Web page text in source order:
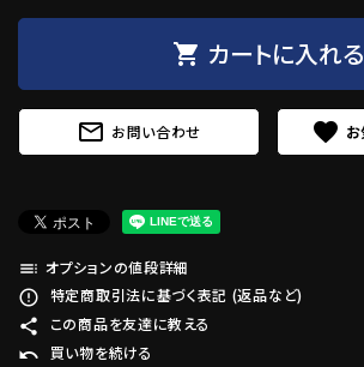
shopping_cart カートに入れる
mail_outline お問い合わせ favorite
toc オプションの値段詳細
error_outline 特定商取引法に基づく表記 (返品など)
share この商品を友達に教える
undo 買い物を続ける